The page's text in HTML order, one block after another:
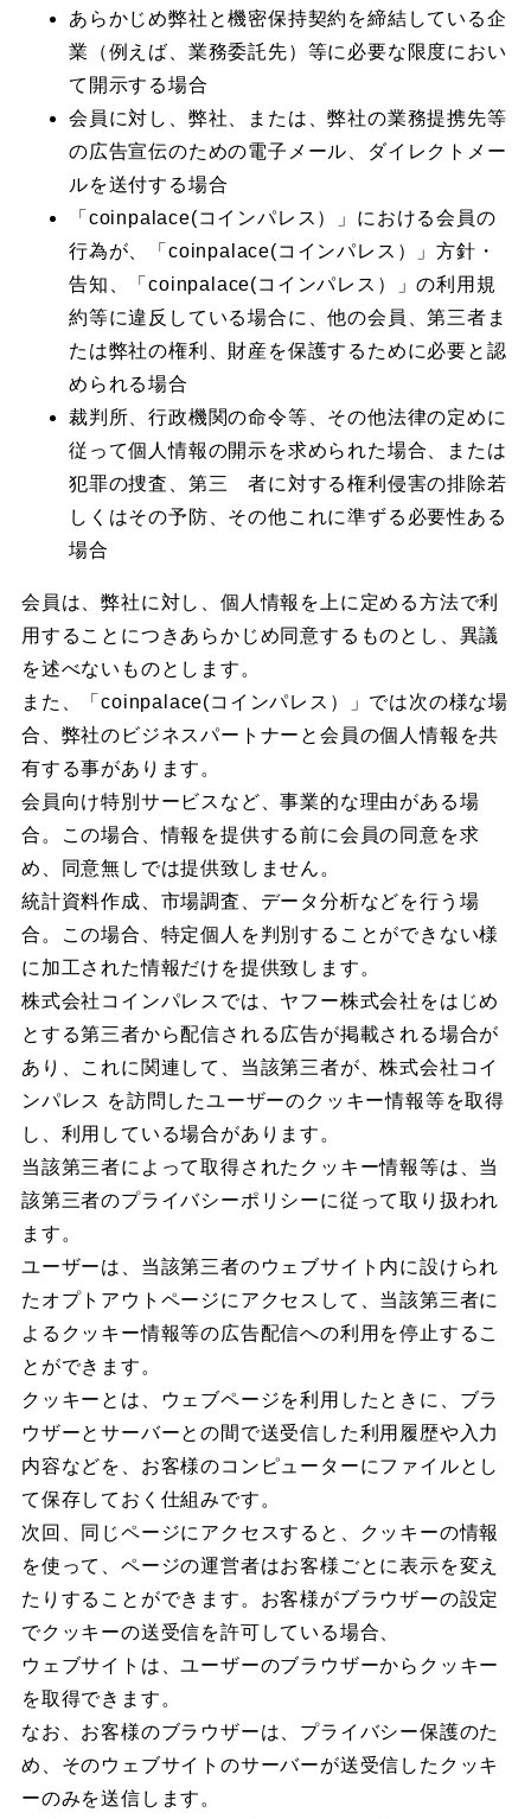
あらかじめ弊社と機密保持契約を締結している企
業（例えば、業務委託先）等に必要な限度におい
て開示する場合
会員に対し、弊社、または、弊社の業務提携先等
の広告宣伝のための電子メール、ダイレクトメー
ルを送付する場合
「coinpalace(コインパレス）」における会員の
行為が、「coinpalace(コインパレス）」方針・
告知、「coinpalace(コインパレス）」の利用規
約等に違反している場合に、他の会員、第三者ま
たは弊社の権利、財産を保護するために必要と認
められる場合
裁判所、行政機関の命令等、その他法律の定めに
従って個人情報の開示を求められた場合、または
犯罪の捜査、第三 者に対する権利侵害の排除若
しくはその予防、その他これに準ずる必要性ある
場合
会員は、弊社に対し、個人情報を上に定める方法で利
用することにつきあらかじめ同意するものとし、異議
を述べないものとします。
また、「coinpalace(コインパレス）」では次の様な場
合、弊社のビジネスパートナーと会員の個人情報を共
有する事があります。
会員向け特別サービスなど、事業的な理由がある場
合。この場合、情報を提供する前に会員の同意を求
め、同意無しでは提供致しません。
統計資料作成、市場調査、データ分析などを行う場
合。この場合、特定個人を判別することができない様
に加工された情報だけを提供致します。
株式会社コインパレスでは、ヤフー株式会社をはじめ
とする第三者から配信される広告が掲載される場合が
あり、これに関連して、当該第三者が、株式会社コイ
ンパレス を訪問したユーザーのクッキー情報等を取得
し、利用している場合があります。
当該第三者によって取得されたクッキー情報等は、当
該第三者のプライバシーポリシーに従って取り扱われ
ます。
ユーザーは、当該第三者のウェブサイト内に設けられ
たオプトアウトページにアクセスして、当該第三者に
よるクッキー情報等の広告配信への利用を停止するこ
とができます。
クッキーとは、ウェブページを利用したときに、ブラ
ウザーとサーバーとの間で送受信した利用履歴や入力
内容などを、お客様のコンピューターにファイルとし
て保存しておく仕組みです。
次回、同じページにアクセスすると、クッキーの情報
を使って、ページの運営者はお客様ごとに表示を変え
たりすることができます。お客様がブラウザーの設定
でクッキーの送受信を許可している場合、
ウェブサイトは、ユーザーのブラウザーからクッキー
を取得できます。
なお、お客様のブラウザーは、プライバシー保護のた
め、そのウェブサイトのサーバーが送受信したクッキ
ーのみを送信します。